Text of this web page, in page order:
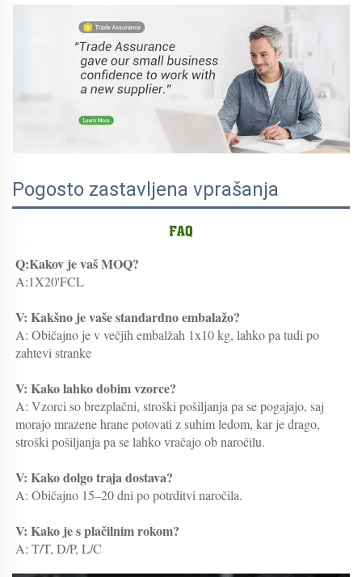
Pogosto zastavljena vprašanja
Q:Kakov je vaš MOQ?
A:1X20'FCL
V: Kakšno je vaše standardno embalažo?
A: Običajno je v večjih embalžah 1x10 kg, lahko pa tudi po
zahtevi stranke
V: Kako lahko dobim vzorce?
A: Vzorci so brezplačni, stroški pošiljanja pa se pogajajo, saj
morajo mrazene hrane potovati z suhim ledom, kar je drago,
stroški pošiljanja pa se lahko vračajo ob naročilu.
V: Kako dolgo traja dostava?
A: Običajno 15–20 dni po potrditvi naročila.
V: Kako je s plačilnim rokom?
A: T/T, D/P, L/C